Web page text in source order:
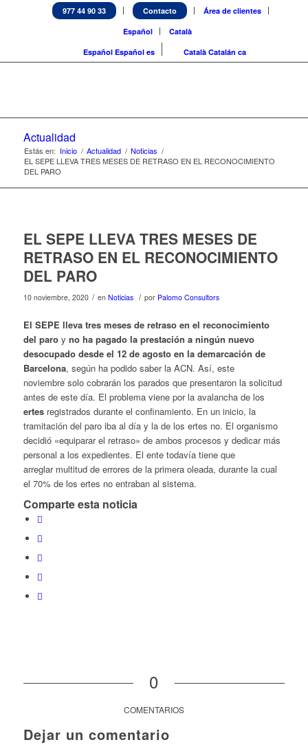
977 44 90 33 Contacto
Área de clientes
Español
Català
Español Español es Català Catalán ca
Actualidad
Estás en: Inicio / Actualidad / Noticias /
EL SEPE LLEVA TRES MESES DE RETRASO EN EL RECONOCIMIENTO
DEL PARO
EL SEPE LLEVA TRES MESES DE
RETRASO EN EL RECONOCIMIENTO
DEL PARO
10 noviembre, 2020 / en Noticias / por Palomo Consultors
El SEPE lleva tres meses de retraso en el reconocimiento
del paroy no ha pagado la prestación a ningún nuevo
desocupado desde el 12 de agosto en la demarcación de
Barcelona, según ha podido saber la ACN. Así, este
noviembre solo cobrarán los parados que presentaron la solicitud
antes de este día. El problema viene por la avalancha de los
ertesregistrados durante el confinamiento. En un inicio, la
tramitación del paro iba al día y la de los ertes no. El organismo
decidió «equiparar el retraso» de ambos procesos y dedicar más
personal a los expedientes. El ente todavía tiene que
arreglar multitud de errores de la primera oleada, durante la cual
el 70% de los ertes no entraban al sistema.
Comparte esta noticia
0
COMENTARIOS
Dejar un comentario